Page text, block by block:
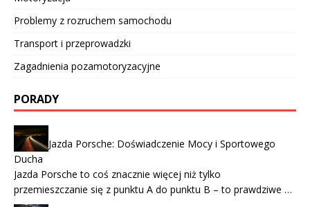
Problemy z rozruchem samochodu
Transport i przeprowadzki
Zagadnienia pozamotoryzacyjne
PORADY
Jazda Porsche: Doświadczenie Mocy i Sportowego
Ducha
Jazda Porsche to coś znacznie więcej niż tylko
przemieszczanie się z punktu A do punktu B – to prawdziwe …